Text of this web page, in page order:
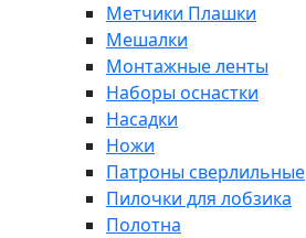
Метчики Плашки
Мешалки
Монтажные ленты
Наборы оснастки
Насадки
Ножи
Патроны сверлильные
Пилочки для лобзика
Полотна